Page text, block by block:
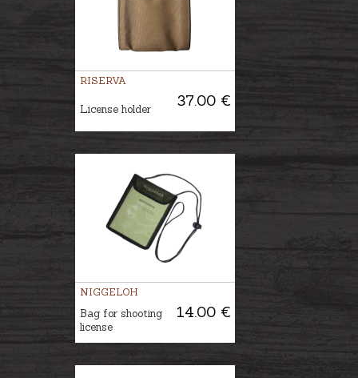
RISERVA
37.00 €
License holder
NIGGELOH
14.00 €
Bag for shooting
license